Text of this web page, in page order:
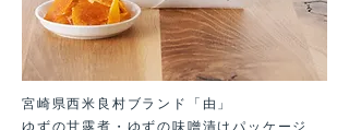
宮崎県西米良村ブランド「由」
ゆずの甘露煮・ゆずの味噌漬けパッケージ